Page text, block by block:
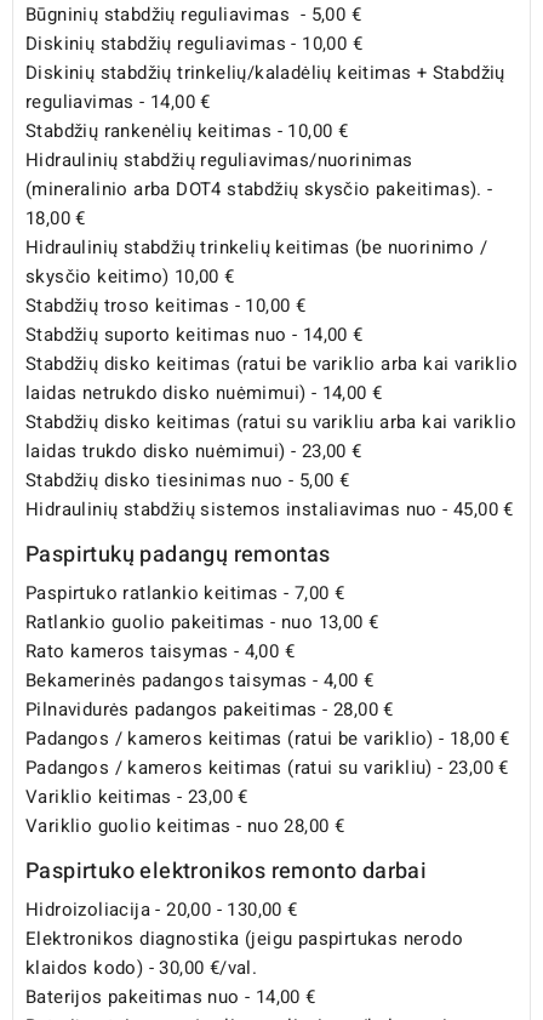
Būgninių stabdžių reguliavimas - 5,00 €
Diskinių stabdžių reguliavimas - 10,00 €
Diskinių stabdžių trinkelių/kaladėlių keitimas + Stabdžių
reguliavimas - 14,00 €
Stabdžių rankenėlių keitimas - 10,00 €
Hidraulinių stabdžių reguliavimas/nuorinimas
(mineralinio arba DOT4 stabdžių skysčio pakeitimas). -
18,00 €
Hidraulinių stabdžių trinkelių keitimas (be nuorinimo /
skysčio keitimo) 10,00 €
Stabdžių troso keitimas - 10,00 €
Stabdžių suporto keitimas nuo - 14,00 €
Stabdžių disko keitimas (ratui be variklio arba kai variklio
laidas netrukdo disko nuėmimui) - 14,00 €
Stabdžių disko keitimas (ratui su varikliu arba kai variklio
laidas trukdo disko nuėmimui) - 23,00 €
Stabdžių disko tiesinimas nuo - 5,00 €
Hidraulinių stabdžių sistemos instaliavimas nuo - 45,00 €
Paspirtukų padangų remontas
Paspirtuko ratlankio keitimas - 7,00 €
Ratlankio guolio pakeitimas - nuo 13,00 €
Rato kameros taisymas - 4,00 €
Bekamerinės padangos taisymas - 4,00 €
Pilnavidurės padangos pakeitimas - 28,00 €
Padangos / kameros keitimas (ratui be variklio) - 18,00 €
Padangos / kameros keitimas (ratui su varikliu) - 23,00 €
Variklio keitimas - 23,00 €
Variklio guolio keitimas - nuo 28,00 €
Paspirtuko elektronikos remonto darbai
Hidroizoliacija - 20,00 - 130,00 €
Elektronikos diagnostika (jeigu paspirtukas nerodo
klaidos kodo) - 30,00 €/val.
Baterijos pakeitimas nuo - 14,00 €